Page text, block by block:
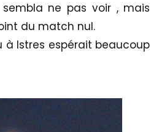
ne pas voir , mais
du match nul.
à Istres espérait beaucoup